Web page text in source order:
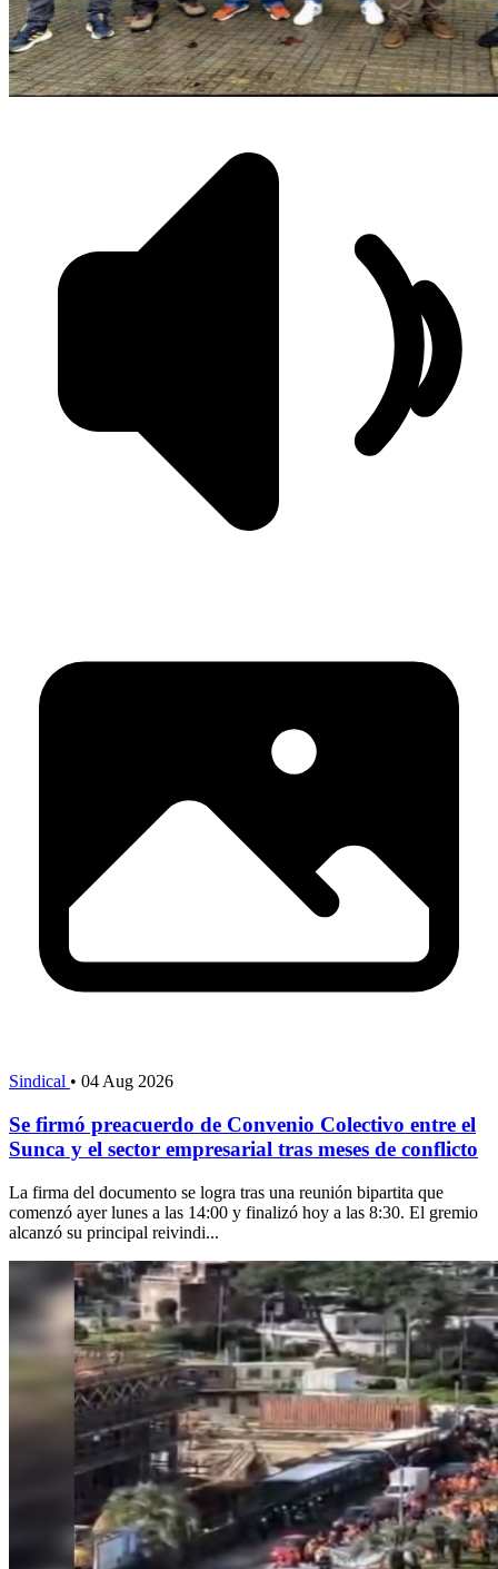
Sindical • 04 Aug 2026
Se firmó preacuerdo de Convenio Colectivo entre el
Sunca y el sector empresarial tras meses de conflicto
La firma del documento se logra tras una reunión bipartita que
comenzó ayer lunes a las 14:00 y finalizó hoy a las 8:30. El gremio
alcanzó su principal reivindi...